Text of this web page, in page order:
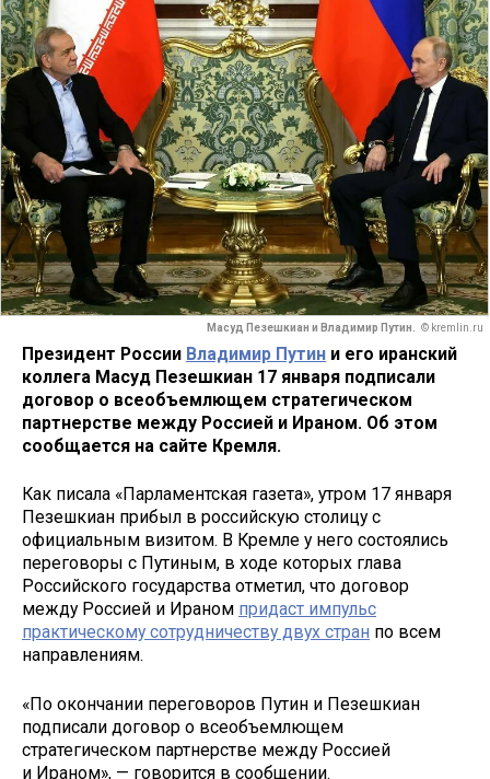
Масуд Пезешкиан и Владимир Путин. © kremlin.ru
Президент России Владимир Путин и его иранский
коллега Масуд Пезешкиан 17 января подписали
договор о всеобъемлющем стратегическом
партнерстве между Россией и Ираном. Об этом
сообщается на сайте Кремля.
Как писала «Парламентская газета», утром 17 января
Пезешкиан прибыл в российскую столицу с
официальным визитом. В Кремле у него состоялись
переговоры с Путиным, в ходе которых глава
Российского государства отметил, что договор
между Россией и Ираном придаст импульс
практическому сотрудничеству двух стран по всем
направлениям.
«По окончании переговоров Путин и Пезешкиан
подписали договор о всеобъемлющем
стратегическом партнерстве между Россией
и Ираном», — говорится в сообщении.